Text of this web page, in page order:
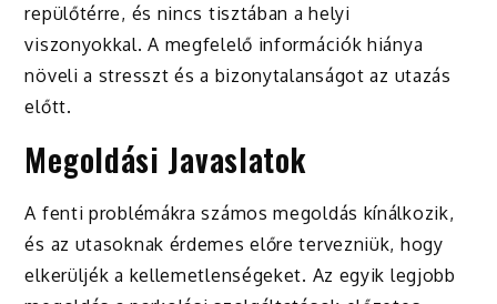
repülőtérre, és nincs tisztában a helyi
viszonyokkal. A megfelelő információk hiánya
növeli a stresszt és a bizonytalanságot az utazás
előtt.
Megoldási Javaslatok
A fenti problémákra számos megoldás kínálkozik,
és az utasoknak érdemes előre tervezniük, hogy
elkerüljék a kellemetlenségeket. Az egyik legjobb